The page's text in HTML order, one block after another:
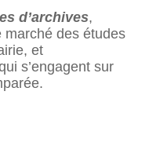
d’archives,
marché des études
et
s’engagent sur